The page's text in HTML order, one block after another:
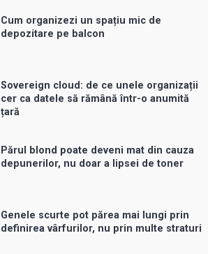
Cum organizezi un spațiu mic de
depozitare pe balcon
Sovereign cloud: de ce unele organizații
cer ca datele să rămână într-o anumită
țară
Părul blond poate deveni mat din cauza
depunerilor, nu doar a lipsei de toner
Genele scurte pot părea mai lungi prin
definirea vârfurilor, nu prin multe straturi